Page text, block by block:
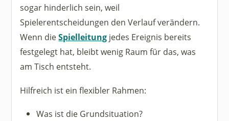
sogar hinderlich sein, weil
Spielerentscheidungen den Verlauf verändern.
Wenn dieSpielleitung jedes Ereignis bereits
festgelegt hat, bleibt wenig Raum für das, was
am Tisch entsteht.
Hilfreich ist ein flexibler Rahmen:
Was ist die Grundsituation?